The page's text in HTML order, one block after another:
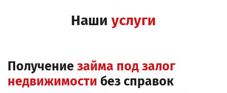
Наши услуги
Получениезайма под залог
недвижимостибез справок